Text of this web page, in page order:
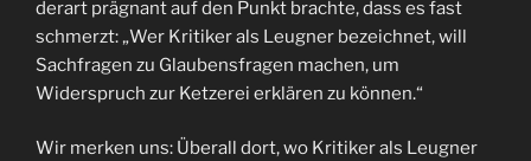
derart prägnant auf den Punkt brachte, dass es fast
schmerzt: „Wer Kritiker als Leugner bezeichnet, will
Sachfragen zu Glaubensfragen machen, um
Widerspruch zur Ketzerei erklären zu können.“
Wir merken uns: Überall dort, wo Kritiker als Leugner